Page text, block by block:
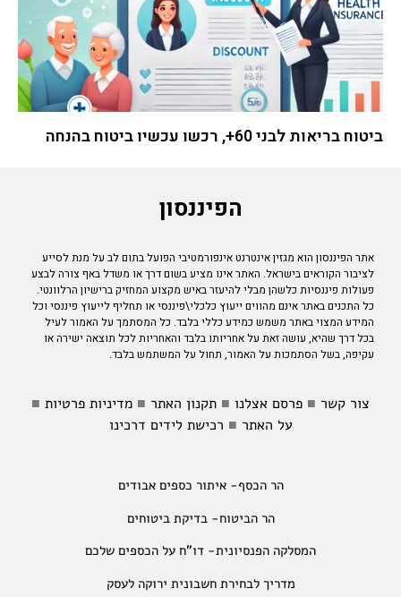
ביטוח בריאות לבני 60+, רכשו עכשיו ביטוח בהנחה
הפיננסון
אתר הפיננסון הוא מגזין אינטרנט אינפורמטיבי הפועל בתום לב על מנת לסייע
לציבור הקוראים בישראל. האתר אינו מציע בשום דרך או משדל באף צורה לבצע
פעולות פיננסיות כלשהן מבלי להיעזר באיש מקצוע המחזיק ברישיון הרלוונטי.
כל התכנים באתר אינם מהווים ייעוץ כלכלי\פיננסי או תחליף לייעוץ פיננסי וכל
המידע המצוי באתר משמש כמידע כללי בלבד. כל המסתמך על האמור לעיל
בכל דרך שהיא, עושה זאת על אחריותו בלבד והאחריות לכל תוצאה ישירה או
עקיפה, בשל הסתמכות על האמור, תחול על המשתמש בלבד.
צור קשר ■ פרסם אצלנו ■ תקנון האתר ■ מדיניות פרטיות ■
על האתר ■ רכישת לידים דרכינו
הר הכסף- איתור כספים אבודים
הר הביטוח- בדיקת ביטוחים
המסלקה הפנסיונית- דו"ח על הכספים שלכם
מדריך לבחירת חשבונית ירוקה לעסק